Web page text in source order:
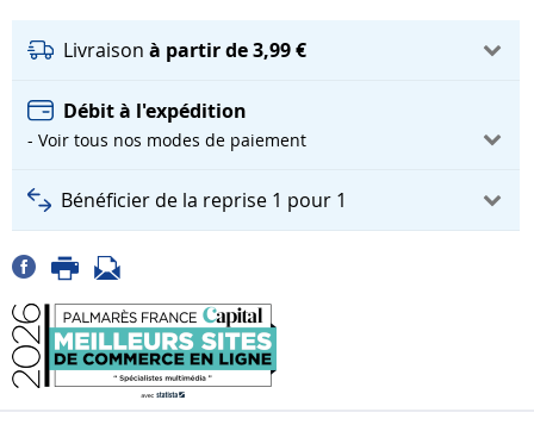
Livraison à partir de 3,99 €
Débit à l'expédition
- Voir tous nos modes de paiement
Bénéficier de la reprise 1 pour 1